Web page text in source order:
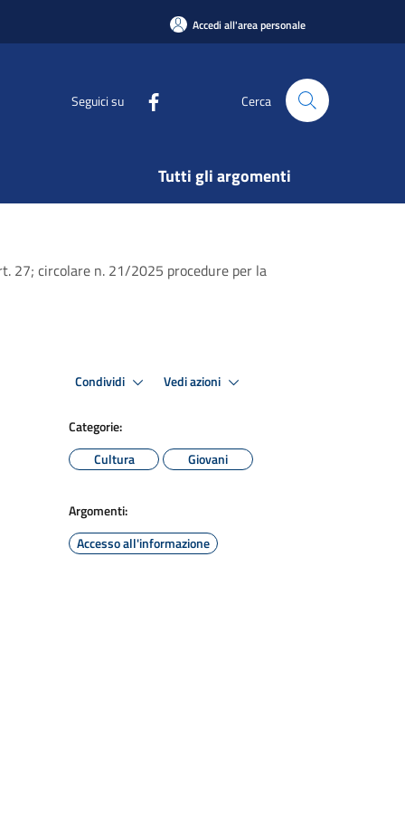
Accedi all'area personale
Seguici su Cerca
Tutti gli argomenti
27; circolare n. 21/2025 procedure per la
Condividi Vedi azioni
Categorie:
Cultura
Giovani
Argomenti:
Accesso all'informazione